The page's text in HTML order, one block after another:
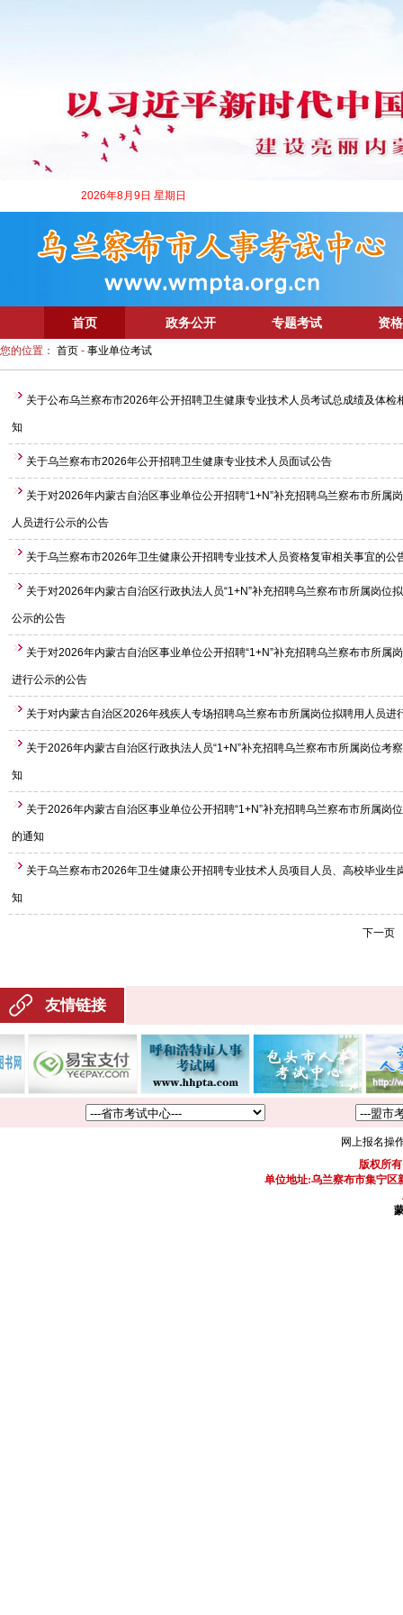
2026年8月9日 星期日
首页 政务公开 专题考试 资
您的位置： 首页 - 事业单位考试
关于公布乌兰察布市2026年公开招聘卫生健康专业技术人员考试总成绩及体检
知
关于乌兰察布市2026年公开招聘卫生健康专业技术人员面试公告
关于对2026年内蒙古自治区事业单位公开招聘“1+N”补充招聘乌兰察布市所属
人员进行公示的公告
关于乌兰察布市2026年卫生健康公开招聘专业技术人员资格复审相关事宜的公
关于对2026年内蒙古自治区行政执法人员“1+N”补充招聘乌兰察布市所属岗位
公示的公告
关于对2026年内蒙古自治区事业单位公开招聘“1+N”补充招聘乌兰察布市所属
进行公示的公告
关于对内蒙古自治区2026年残疾人专场招聘乌兰察布市所属岗位拟聘用人员进
关于2026年内蒙古自治区行政执法人员“1+N”补充招聘乌兰察布市所属岗位考
知
关于2026年内蒙古自治区事业单位公开招聘“1+N”补充招聘乌兰察布市所属岗
的通知
关于乌兰察布市2026年卫生健康公开招聘专业技术人员项目人员、高校毕业生
知
下一页
友情链接
网上报名操
版权所
单位地址:乌兰察布市集宁区